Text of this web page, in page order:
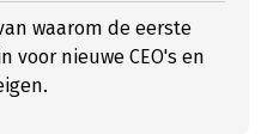
waarom de eerste
voor nieuwe CEO's en